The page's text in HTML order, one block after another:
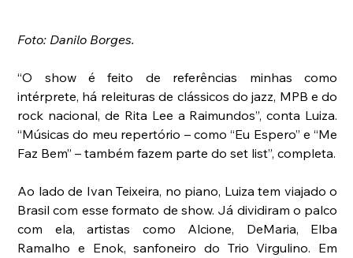
Foto: Danilo Borges.
“O show é feito de referências minhas como
intérprete, há releituras de clássicos do jazz, MPB e do
rock nacional, de Rita Lee a Raimundos”, conta Luiza.
“Músicas do meu repertório – como “Eu Espero” e “Me
Faz Bem” – também fazem parte do set list”, completa.
Ao lado de Ivan Teixeira, no piano, Luiza tem viajado o
Brasil com esse formato de show. Já dividiram o palco
com ela, artistas como Alcione, DeMaria, Elba
Ramalho e Enok, sanfoneiro do Trio Virgulino. Em